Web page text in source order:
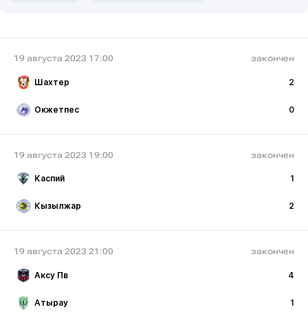
19 августа 2023 17:00 закончен
Шахтер 2
Окжетпес 0
19 августа 2023 19:00 закончен
Каспий 1
Кызылжар 2
19 августа 2023 21:00 закончен
Аксу Пв 4
Атырау 1